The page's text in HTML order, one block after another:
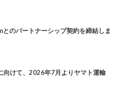
のパートナーシップ契約を締結しま
向けて、2026年7月よりヤマト運輸